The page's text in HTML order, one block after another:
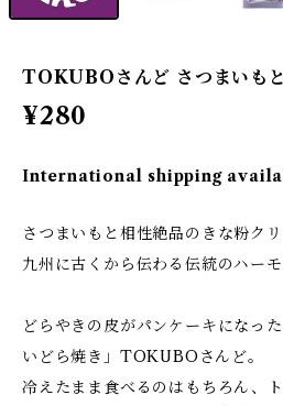
TOKUBOさんど さつまいも
¥280
International shipping
さつまいもと相性絶品のきな粉ク
九州に古くから伝わる伝統のハーモ
どらやきの皮がパンケーキになっ
いどら焼き」TOKUBOさんど。
冷えたまま食べるのはもちろん、